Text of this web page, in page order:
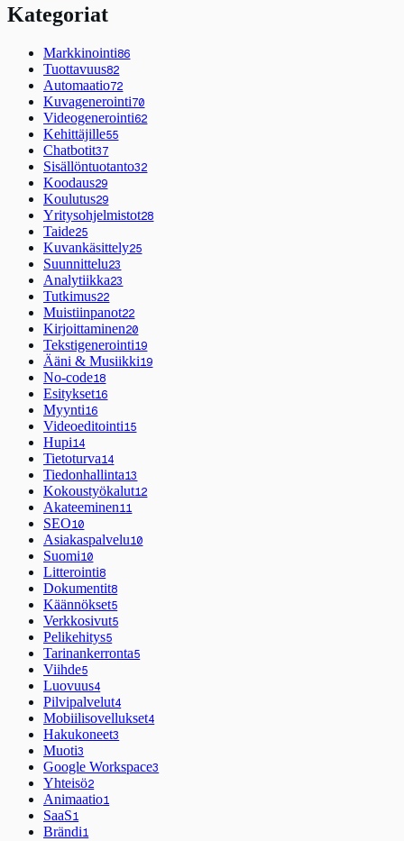
Kategoriat
Markkinointi86
Tuottavuus82
Automaatio72
Kuvagenerointi70
Videogenerointi62
Kehittäjille55
Chatbotit37
Sisällöntuotanto32
Koodaus29
Koulutus29
Yritysohjelmistot28
Taide25
Kuvankäsittely25
Suunnittelu23
Analytiikka23
Tutkimus22
Muistiinpanot22
Kirjoittaminen20
Tekstigenerointi19
Ääni & Musiikki19
No-code18
Esitykset16
Myynti16
Videoeditointi15
Hupi14
Tietoturva14
Tiedonhallinta13
Kokoustyökalut12
Akateeminen11
SEO10
Asiakaspalvelu10
Suomi10
Litterointi8
Dokumentit8
Käännökset5
Verkkosivut5
Pelikehitys5
Tarinankerronta5
Viihde5
Luovuus4
Pilvipalvelut4
Mobiilisovellukset4
Hakukoneet3
Muoti3
Google Workspace3
Yhteisö2
Animaatio1
SaaS1
Brändi1